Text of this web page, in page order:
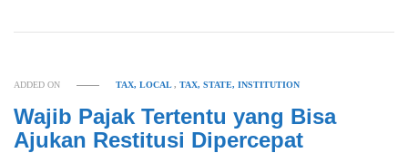
ADDED ON TAX, LOCAL,TAX, STATE, INSTITUTION
Wajib Pajak Tertentu yang Bisa
Ajukan Restitusi Dipercepat